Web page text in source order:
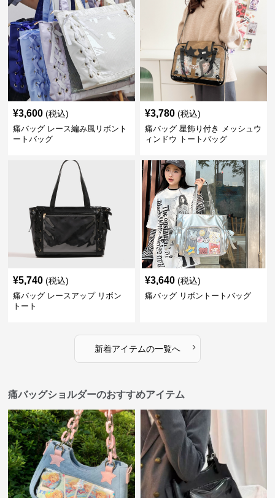
¥3,600 (税込)
痛バッグ レース編み風リボント
ートバッグ
¥3,780 (税込)
痛バッグ 星飾り付き メッシュウ
ィンドウ トートバッグ
¥5,740 (税込)
痛バッグ レースアップ リボン
トート
¥3,640 (税込)
痛バッグ リボントートバッグ
新着アイテムの一覧へ ›
痛バッグショルダーのおすすめアイテム